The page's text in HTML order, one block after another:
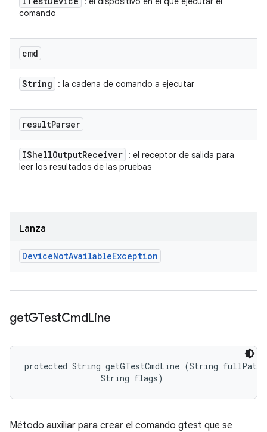
comando
cmd
String : la cadena de comando a ejecutar
resultParser
IShellOutputReceiver : el receptor de salida para
leer los resultados de las pruebas
Lanza
DeviceNotAvailableException
getGTestCmdLine
protected String getGTestCmdLine (String
                String flags)
Método auxiliar para crear el comando gtest que se